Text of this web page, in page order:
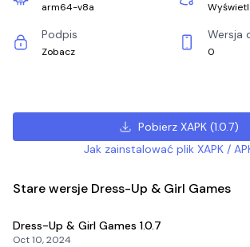
arm64-v8a
Podpis
Zobacz
Wersja
0
Pobierz XAPK(1.0.7)
Jak zainstalować plik XAPK /
Stare wersje Dress-Up & Girl Games
Dress-Up & Girl Games 1.0.7
Oct 10, 2024